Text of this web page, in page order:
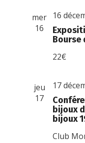
mer
16
Bourse
16
22€
jeu
17
bijoux
bijoux
17
Club